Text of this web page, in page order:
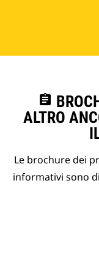
assignment
ALTRO
Le brochure dei
informativi sono